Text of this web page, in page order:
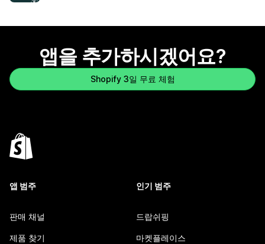
앱을 추가하시겠어요?
Shopify 3일 무료 체험
앱 범주
판매 채널
제품 찾기
인기 범주
드랍쉬핑
마켓플레이스